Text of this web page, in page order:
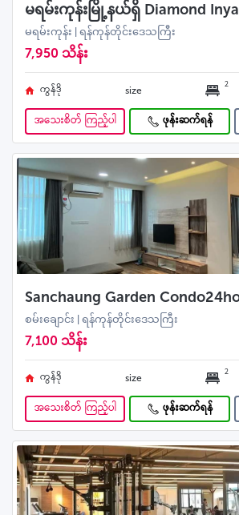
မရမ်းကုန်း | ရန်ကုန်တိုင်းဒေသကြီး
7,950 သိန်း
ကွန်ဒို size 2
အသေးစိတ် ကြည့်ပါ ဖုန်းဆက်ရန်
စမ်းချောင်း | ရန်ကုန်တိုင်းဒေသကြီး
7,100 သိန်း
ကွန်ဒို size 2
အသေးစိတ် ကြည့်ပါ ဖုန်းဆက်ရန်